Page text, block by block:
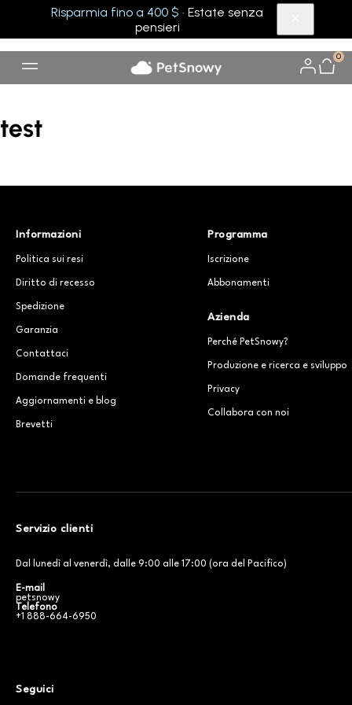
Risparmia fino a 400 $ · Estate senza
pensieri
0
test
Informazioni
Politica sui resi
Diritto di recesso
Spedizione
Garanzia
Contattaci
Domande frequenti
Aggiornamenti e blog
Brevetti
Programma
Iscrizione
Abbonamenti
Azienda
Perché PetSnowy?
Produzione e ricerca e sviluppo
Privacy
Collabora con noi
Servizio clienti
Dal lunedì al venerdì, dalle 9:00 alle 17:00 (ora del Pacifico)
E-mail
petsnowy
Telefono
+1 888-664-6950
Seguici